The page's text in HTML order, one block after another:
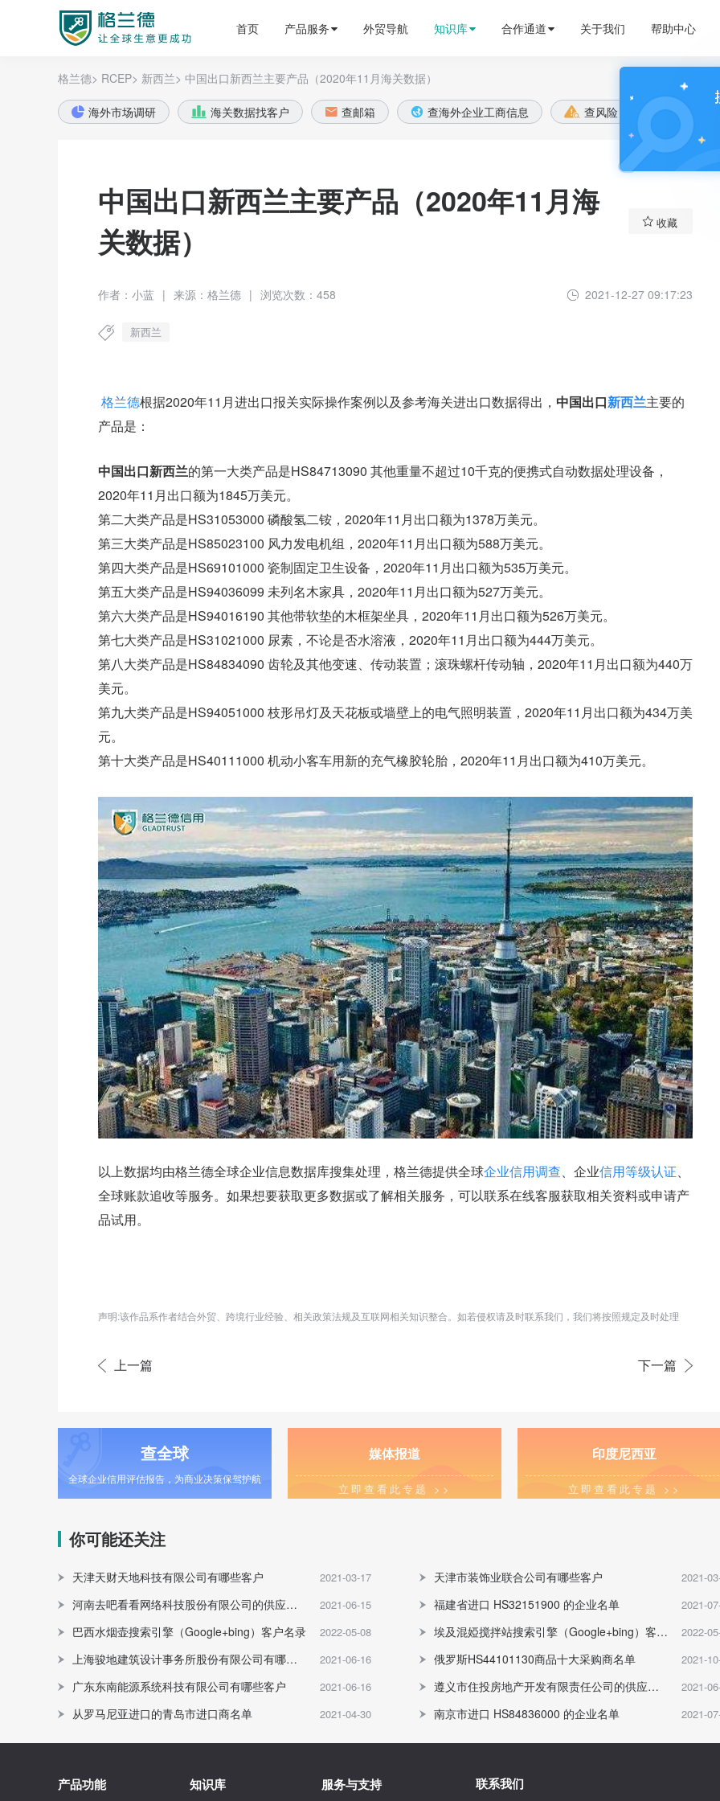
格兰德外贸获客平台 首页 产品服务 外贸导航 知识库 合作通道 关于我们 帮助中心
格兰德> RCEP> 新西兰> 中国出口新西兰主要产品（2020年11月海关数据）
 海外市场调研  海关数据找客户  查邮箱  查海外企业工商信息  查风险  全球账
中国出口新西兰主要产品（2020年11月海
关数据）
收藏
作者：小蓝 | 来源：格兰德 | 浏览次数：458 2021-12-27 09:17:23
新西兰
格兰德根据2020年11月进出口报关实际操作案例以及参考海关进出口数据得出， 中国出口新西兰主要的
产品是：
中国出口新西兰的第一大类产品是HS84713090 其他重量不超过10千克的便携式自动数据处理设备，
2020年11月出口额为1845万美元。
第二大类产品是HS31053000 磷酸氢二铵，2020年11月出口额为1378万美元。
第三大类产品是HS85023100 风力发电机组，2020年11月出口额为588万美元。
第四大类产品是HS69101000 瓷制固定卫生设备，2020年11月出口额为535万美元。
第五大类产品是HS94036099 未列名木家具，2020年11月出口额为527万美元。
第六大类产品是HS94016190 其他带软垫的木框架坐具，2020年11月出口额为526万美元。
第七大类产品是HS31021000 尿素，不论是否水溶液，2020年11月出口额为444万美元。
第八大类产品是HS84834090 齿轮及其他变速、传动装置；滚珠螺杆传动轴，2020年11月出口额为440万
美元。
第九大类产品是HS94051000 枝形吊灯及天花板或墙壁上的电气照明装置，2020年11月出口额为434万美
元。
第十大类产品是HS40111000 机动小客车用新的充气橡胶轮胎，2020年11月出口额为410万美元。
以上数据均由格兰德全球企业信息数据库搜集处理，格兰德提供全球企业信用调查、企业信用等级认证、
全球账款追收等服务。如果想要获取更多数据或了解相关服务，可以联系在线客服获取相关资料或申请产
品试用。
声明:该作品系作者结合外贸、跨境行业经验、相关政策法规及互联网相关知识整合。如若侵权请及时联系我们，我们将按照规定及时处理
上一篇 下一篇
查全球
全球企业信用评估报告，为商业决策保驾护航
媒体报道
立即查看此专题 >>
印度尼西亚
立即查看此专题 >>
你可能还关注
天津天财天地科技有限公司有哪些客户 2021-03-17 天津市装饰业联合公司有哪些客户 2021-
河南去吧看看网络科技股份有限公司的供应商有哪些 2021-06-15 福建省进口 HS32151900 的企业名单 2021-
巴西水烟壶搜索引擎（Google+bing）客户名录 2022-05-08 埃及混婭搅拌站搜索引擎（Google+bing）客户名录 2022-
上海骏地建筑设计事务所股份有限公司有哪些客户 2021-06-16 俄罗斯HS44101130商品十大采购商名单 2021-
广东东南能源系统科技有限公司有哪些客户 2021-06-16 遵义市住投房地产开发有限责任公司的供应商有哪些 2021-
从罗马尼亚进口的青岛市进口商名单 2021-04-30 南京市进口 HS84836000 的企业名单 2021-
产品功能 知识库 服务与支持 联系我们